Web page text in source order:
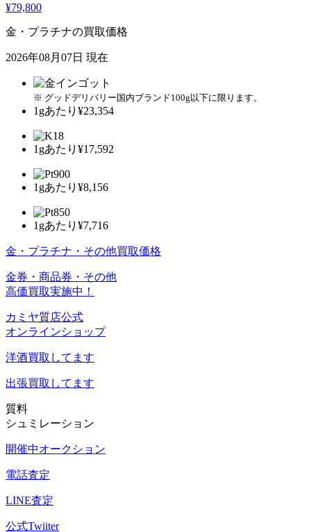
¥79,800
金・プラチナの買取価格
2026年08月07日 現在
※ グッドデリバリー国内ブランド100g以下に限ります。
1gあたり ¥23,354
1gあたり ¥17,592
1gあたり ¥8,156
1gあたり ¥7,716
金・プラチナ・その他買取価格
金券・商品券・その他
高価買取実施中！
カミヤ質店公式
オンラインショップ
洋酒買取してます
出張買取 してます
質料
シュミレーション
開催中オークション
電話査定
LINE査定
公式Twiiter